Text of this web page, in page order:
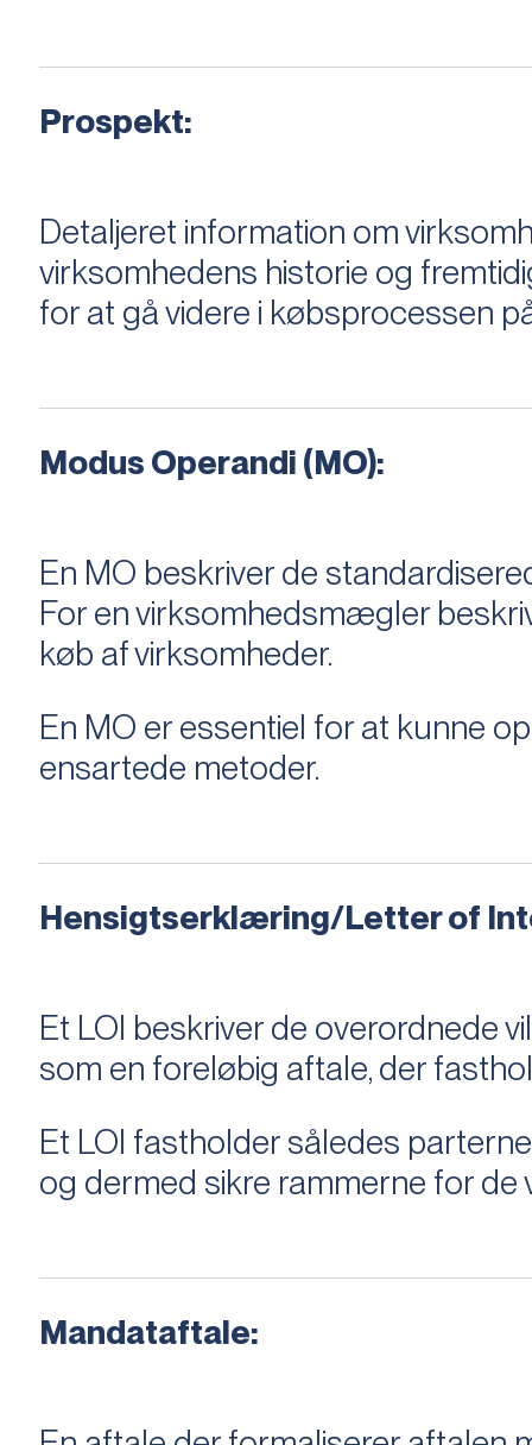
Prospekt:
Detaljeret information om
virksomhedens historie og
for at gå videre i købsprocessen
Modus Operandi (MO):
En MO beskriver de
For en virksomhedsmægler
køb af virksomheder.
En MO er essentiel for at kunne
ensartede metoder.
Hensigtserklæring/Letter of
Et LOI beskriver de overordnede
som en foreløbig aftale, der
Et LOI fastholder således
og dermed sikre rammerne for de
Mandataftale: